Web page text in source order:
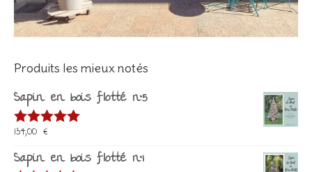
Produits les mieux notés
Sapin en bois flotté n°5
Note 5.00
134,00 €
Sapin en bois flotté n°1